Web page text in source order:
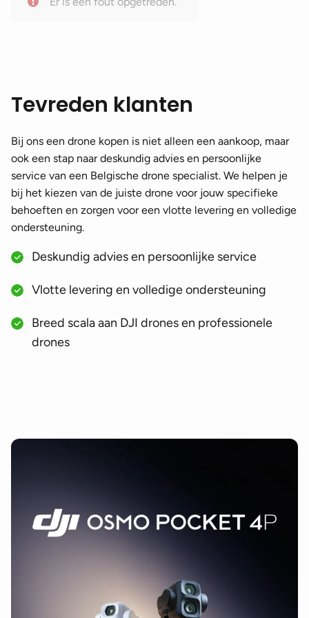
DJI Phantom 4RTK accessoires
DJI Avata accessoires
DJI Avata 2 accessoires
(7)
DJI FPV accessoires
Tevreden klanten
Bij ons een drone kopen is niet alleen een aankoop, maar
ook een stap naar deskundig advies en persoonlijke
service van een Belgische drone specialist. We helpen je
bij het kiezen van de juiste drone voor jouw specifieke
behoeften en zorgen voor een vlotte levering en volledige
ondersteuning.
Deskundig advies en persoonlijke service
Vlotte levering en volledige ondersteuning
Breed scala aan DJI drones en professionele
drones